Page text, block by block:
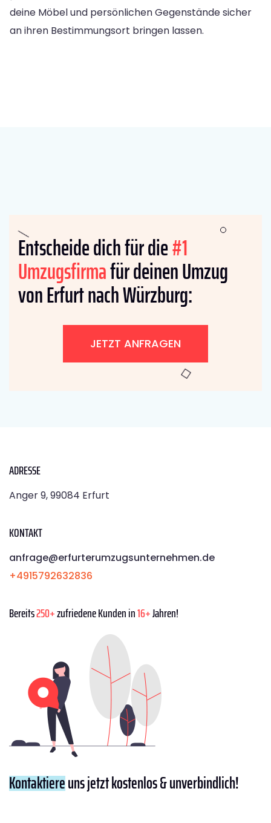
deine Möbel und persönlichen Gegenstände sicher
an ihren Bestimmungsort bringen lassen.
Entscheide dich für die#1
Umzugsfirmafür deinen Umzug
von Erfurt nach Würzburg:
JETZT ANFRAGEN
ADRESSE
Anger 9, 99084 Erfurt
KONTAKT
anfrage@erfurterumzugsunternehmen.de
+4915792632836
Bereits250+zufriedene Kunden in16+Jahren!
Kontaktiereuns jetzt kostenlos & unverbindlich!